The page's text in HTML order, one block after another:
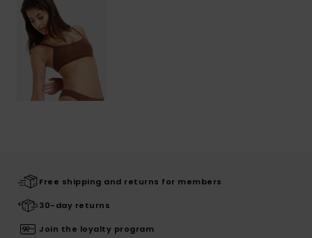
Free shipping and returns for members
30-day returns
Join the loyalty program